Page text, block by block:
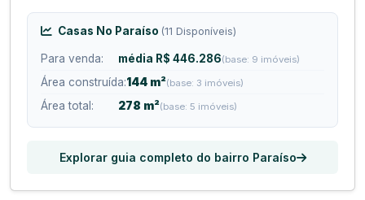
Casas No Paraíso (11 Disponíveis)
Para venda: média R$ 446.286(base: 9 imóveis)
Área construída:144 m²(base: 3 imóveis)
Área total: 278 m²(base: 5 imóveis)
Explorar guia completo do bairro Paraíso